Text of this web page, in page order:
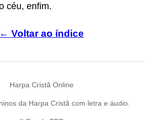
céu, enfim.
← Voltar ao índice
Harpa Cristã Online
da Harpa Cristã com letra e áudio.